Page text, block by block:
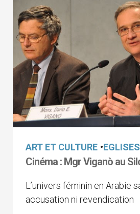
ART ET CULTURE •
Cinéma : Mgr Viganò au
L’univers féminin en Arabie
accusation ni revendication